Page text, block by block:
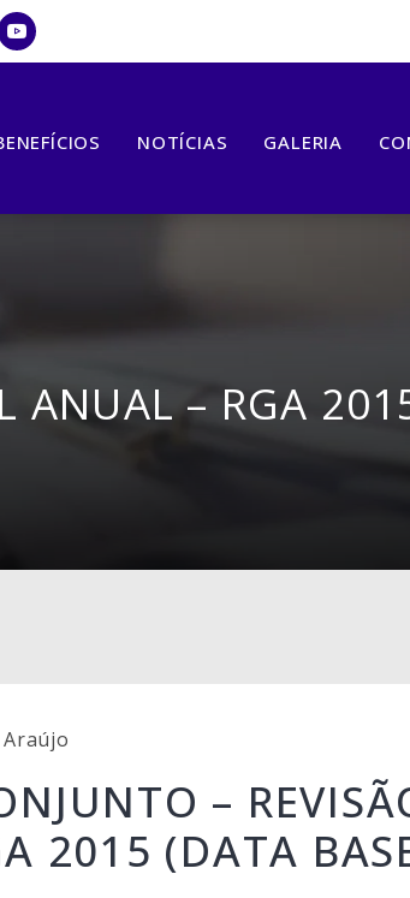
NOTÍCIAS GALERIA
ANUAL – RGA
Araújo
–
2015 (DATA